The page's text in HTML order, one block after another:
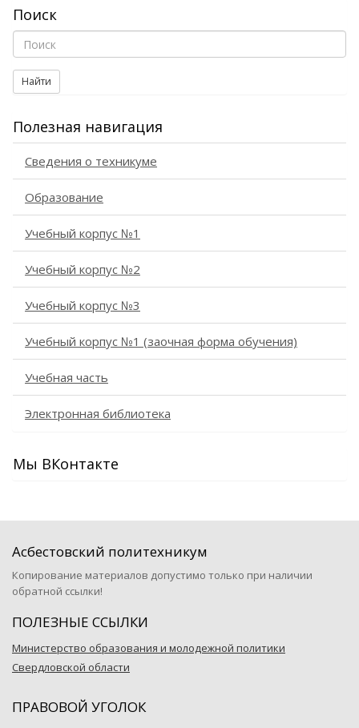
Поиск
Найти
Полезная навигация
Сведения о техникуме
Образование
Учебный корпус №1
Учебный корпус №2
Учебный корпус №3
Учебный корпус №1 (заочная форма обучения)
Учебная часть
Электронная библиотека
Мы ВКонтакте
Асбестовский политехникум
Копирование материалов допустимо только при наличии
обратной ссылки!
ПОЛЕЗНЫЕ ССЫЛКИ
Министерство образования и молодежной политики
Свердловской области
ПРАВОВОЙ УГОЛОК